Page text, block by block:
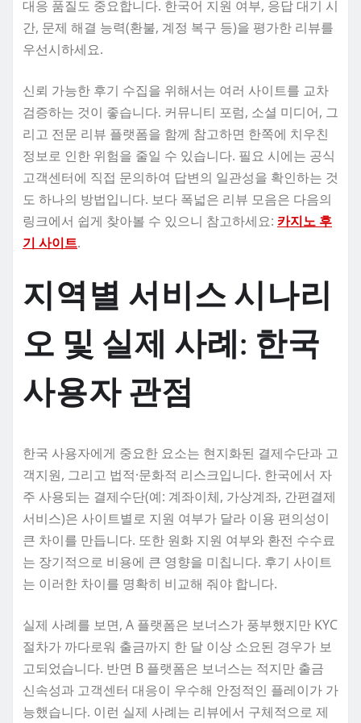
대응 품질도 중요합니다. 한국어 지원 여부, 응답 대기 시
간, 문제 해결 능력(환불, 계정 복구 등)을 평가한 리뷰를
우선시하세요.
신뢰 가능한 후기 수집을 위해서는 여러 사이트를 교차
검증하는 것이 좋습니다. 커뮤니티 포럼, 소셜 미디어, 그
리고 전문 리뷰 플랫폼을 함께 참고하면 한쪽에 치우친
정보로 인한 위험을 줄일 수 있습니다. 필요 시에는 공식
고객센터에 직접 문의하여 답변의 일관성을 확인하는 것
도 하나의 방법입니다. 보다 폭넓은 리뷰 모음은 다음의
링크에서 쉽게 찾아볼 수 있으니 참고하세요: 카지노 후
기 사이트.
지역별 서비스 시나리
오 및 실제 사례: 한국
사용자 관점
한국 사용자에게 중요한 요소는 현지화된 결제수단과 고
객지원, 그리고 법적·문화적 리스크입니다. 한국에서 자
주 사용되는 결제수단(예: 계좌이체, 가상계좌, 간편결제
서비스)은 사이트별로 지원 여부가 달라 이용 편의성이
큰 차이를 만듭니다. 또한 원화 지원 여부와 환전 수수료
는 장기적으로 비용에 큰 영향을 미칩니다. 후기 사이트
는 이러한 차이를 명확히 비교해 줘야 합니다.
실제 사례를 보면, A 플랫폼은 보너스가 풍부했지만 KYC
절차가 까다로워 출금까지 한 달 이상 소요된 경우가 보
고되었습니다. 반면 B 플랫폼은 보너스는 적지만 출금
신속성과 고객센터 대응이 우수해 안정적인 플레이가 가
능했습니다. 이런 실제 사례는 리뷰에서 구체적으로 제